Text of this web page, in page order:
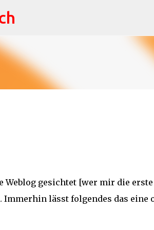
zum Hauptbereich
gesichtet [wer mir die erste
lässt folgendes das eine